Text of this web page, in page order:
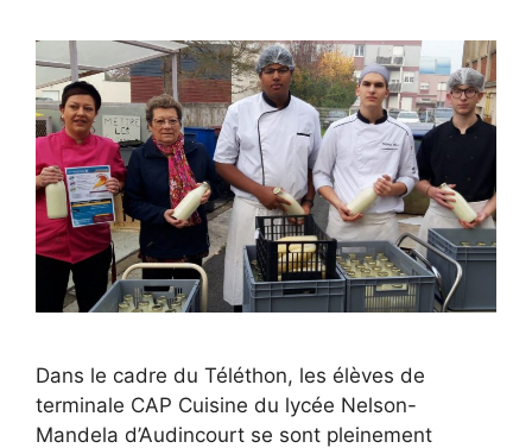
Dans le cadre du Téléthon, les élèves de
terminale CAP Cuisine du lycée Nelson-
Mandela d’Audincourt se sont pleinement